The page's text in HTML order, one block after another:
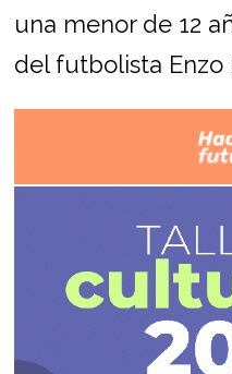
una menor de 12
del futbolista Enzo